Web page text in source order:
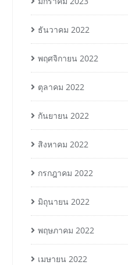
ธันวาคม 2022
พฤศจิกายน 2022
ตุลาคม 2022
กันยายน 2022
สิงหาคม 2022
กรกฎาคม 2022
มิถุนายน 2022
พฤษภาคม 2022
เมษายน 2022